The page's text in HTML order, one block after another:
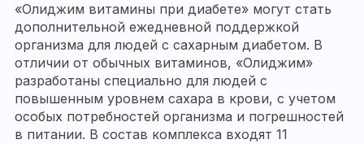
«Олиджим витамины при диабете» могут стать
дополнительной ежедневной поддержкой
организма для людей с сахарным диабетом. В
отличии от обычных витаминов, «Олиджим»
разработаны специально для людей с
повышенным уровнем сахара в крови, с учетом
особых потребностей организма и погрешностей
в питании. В состав комплекса входят 11